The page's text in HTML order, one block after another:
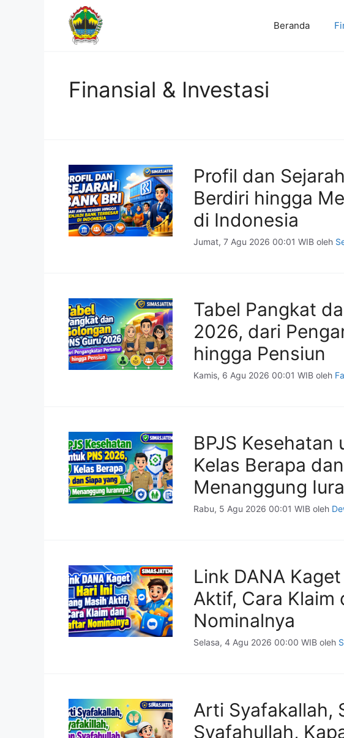
Beranda
Finansial & Investasi
Profil dan
Berdiri hingga
di Indonesia
Jumat, 7 Agu 2026 00:01 WIB oleh
Tabel Pangkat
2026, dari
hingga Pensiun
Kamis, 6 Agu 2026 00:01 WIB oleh
BPJS Kesehatan
Kelas Berapa
Menanggung
Rabu, 5 Agu 2026 00:01 WIB oleh
Link DANA
Aktif, Cara Klaim
Nominalnya
Selasa, 4 Agu 2026 00:00 WIB oleh
Arti Syafakallah,
Syafahullah,